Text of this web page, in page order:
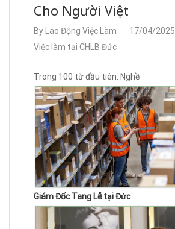
Cho Người Việt
By Lao Động Việc Làm
17/04/2025
Việc làm tại CHLB Đức
Trong 100 từ đầu tiên: Nghề
Giám Đốc Tang Lễ tại Đức